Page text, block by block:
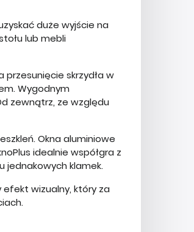
duże wyjście na
lub mebli
skrzydła w
Wygodnym
zewnątrz, ze względu
Okna aluminiowe
idealnie współgra z
jednakowych klamek.
efekt wizualny, który za